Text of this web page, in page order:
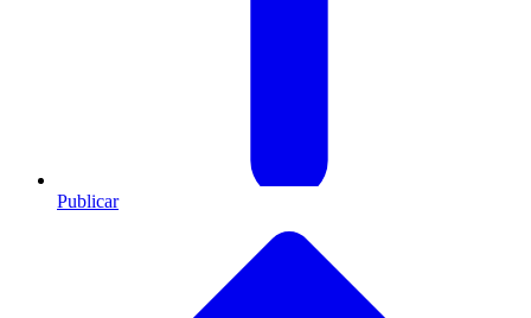
Publicar